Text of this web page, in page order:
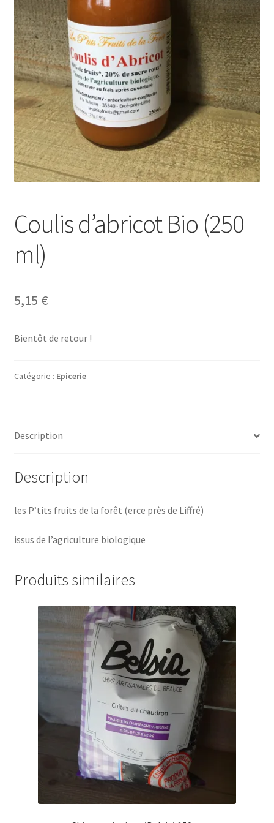
Coulis d’abricot Bio (250
ml)
5,15 €
Bientôt de retour !
Catégorie : Epicerie
Description
Description
les P’tits fruits de la forêt (erce près de Liffré)
issus de l’agriculture biologique
Produits similaires